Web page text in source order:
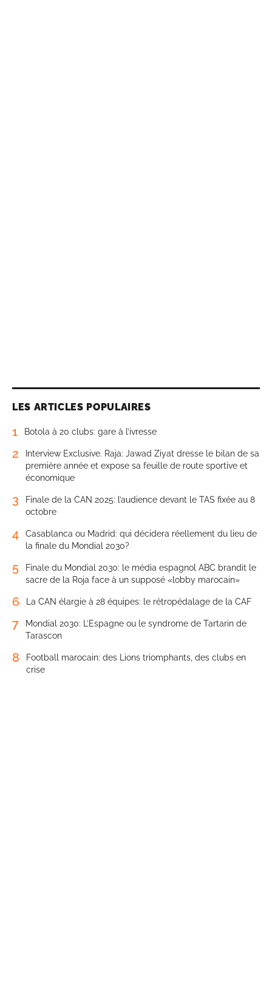
LES ARTICLES POPULAIRES
1 Botola à 20 clubs: gare à l’ivresse
2
Interview Exclusive. Raja: Jawad Ziyat dresse le bilan de sa
première année et expose sa feuille de route sportive et
économique
3
Finale de la CAN 2025: l’audience devant le TAS fixée au 8
octobre
4
Casablanca ou Madrid: qui décidera réellement du lieu de
la finale du Mondial 2030?
5
Finale du Mondial 2030: le média espagnol ABC brandit le
sacre de la Roja face à un supposé «lobby marocain»
6 La CAN élargie à 28 équipes: le rétropédalage de la CAF
7
Mondial 2030: L’Espagne ou le syndrome de Tartarin de
Tarascon
8
Football marocain: des Lions triomphants, des clubs en
crise